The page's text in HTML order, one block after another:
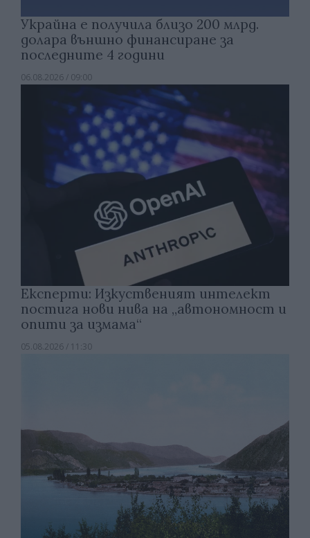
Украйна е получила близо 200 млрд.
долара външно финансиране за
последните 4 години
06.08.2026 / 09:00
Експерти: Изкуственият интелект
постига нови нива на „автономност и
опити за измама“
05.08.2026 / 11:30